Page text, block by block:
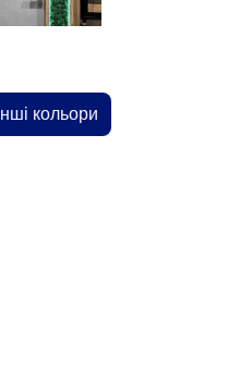
Інші кольори